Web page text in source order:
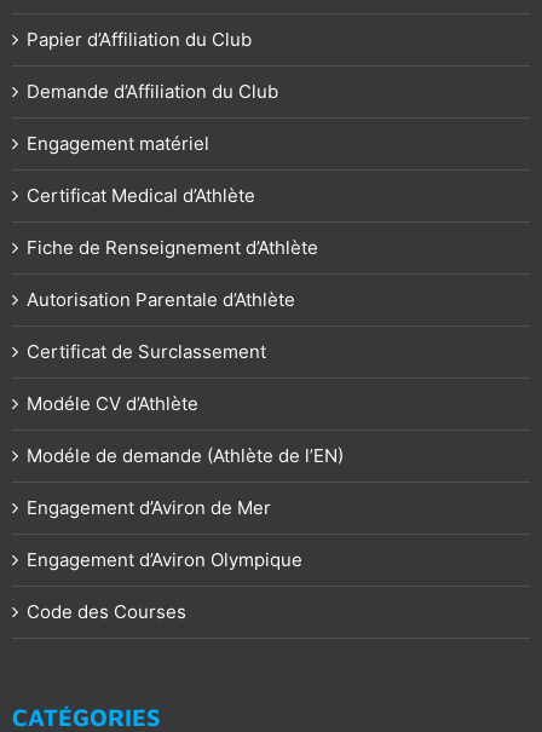
Papier d’Affiliation du Club
Demande d’Affiliation du Club
Engagement matériel
Certificat Medical d’Athlète
Fiche de Renseignement d’Athlète
Autorisation Parentale d’Athlète
Certificat de Surclassement
Modéle CV d’Athlète
Modéle de demande (Athlète de l’EN)
Engagement d’Aviron de Mer
Engagement d’Aviron Olympique
Code des Courses
CATÉGORIES